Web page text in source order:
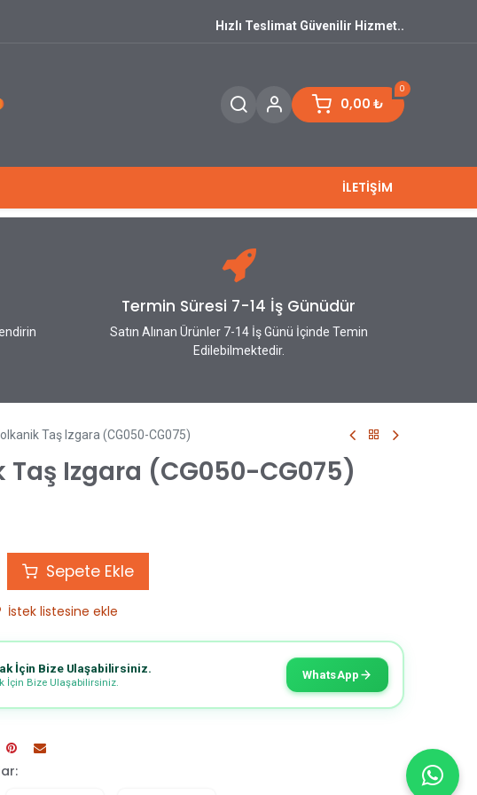
Hızlı Teslimat Güvenilir Hizmet..
0
0,00 ₺
İLETİŞİM
Termin Süresi 7-14 İş Günüdür
Satın Alınan Ürünler 7-14 İş Günü İçinde Temin
Edilebilmektedir.
Taş Izgara (CG050-CG075)
Izgara (CG050-CG075)
Sepete Ekle
İstek listesine ekle
İçin Bize Ulaşabilirsiniz.
İçin Bize Ulaşabilirsiniz.
WhatsApp